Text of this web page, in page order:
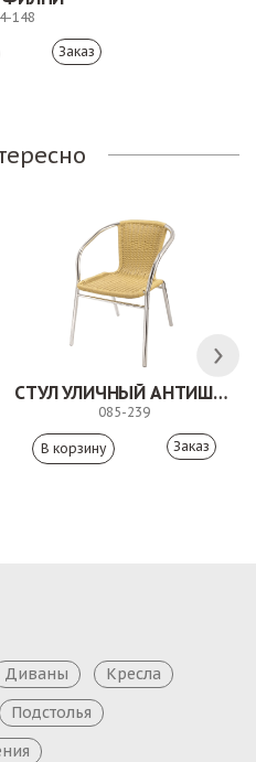
148
Заказ
СТУЛ УЛИЧНЫЙ АНТИШОН
085-239
Заказ
Диваны
Кресла
Подстолья